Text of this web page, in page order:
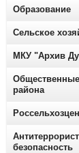
Образование
Сельское
МКУ "Архив
района
безопасность